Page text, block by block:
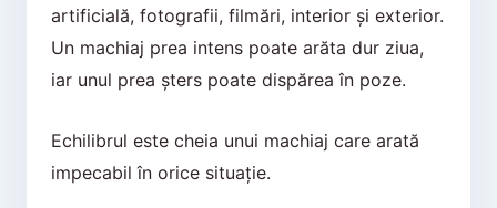
artificială, fotografii, filmări, interior și exterior.
Un machiaj prea intens poate arăta dur ziua,
iar unul prea șters poate dispărea în poze.
Echilibrul este cheia unui machiaj care arată
impecabil în orice situație.